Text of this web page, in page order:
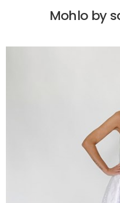
Mohlo by